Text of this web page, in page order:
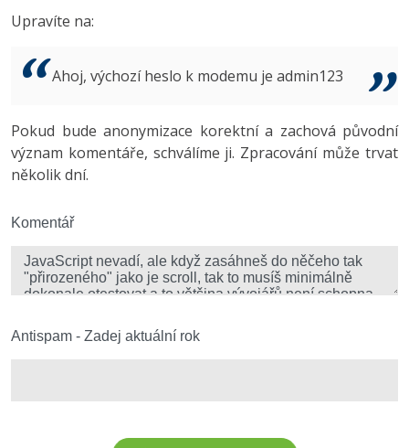
Best practices
Copywriter
WordPress specialista
Algoritmy -41%
Umělá inteligence (AI) -10%
Fórum
Windows
Kybernetická bezpečnost
Fórum
Upravíte na:
Ahoj, výchozí heslo k modemu je admin123
Pokud bude anonymizace korektní a zachová původní
význam komentáře, schválíme ji. Zpracování může trvat
několik dní.
Komentář
Antispam - Zadej aktuální rok